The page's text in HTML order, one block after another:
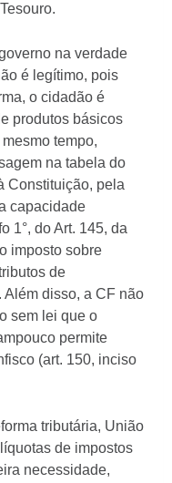
na verdade
é legítimo, pois
o cidadão é
produtos básicos
tempo,
na tabela do
Constituição, pela
capacidade
1°, do Art. 145, da
imposto sobre
de
Além disso, a CF não
sem lei que o
permite
(art. 150, inciso
tributária, União
de impostos
necessidade,